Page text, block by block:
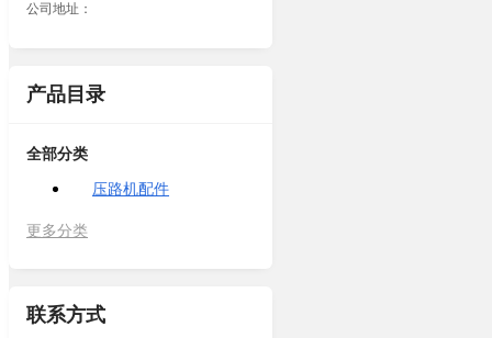
公司地址：
产品目录
全部分类
压路机配件
更多分类
联系方式